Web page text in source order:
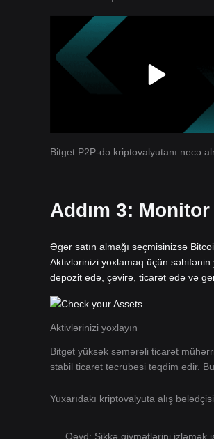
Bitget P2P-də kriptovalyutanı necə
Addım 3:
Əgər satın almağı seçmisinizsə
Aktivlərinizi yoxlamaq üçün səhifənin
depozit edə, çevirə, ticarət edə və
Aktivlərinizi yoxlayın
Bitget yüksək səmərəli ticarət
stabil ticarət təcrübəsi təqdim edir.
Yuxarıdakı kriptovalyuta alış
Qeyd: Sikkə qiymətlərini izləmək